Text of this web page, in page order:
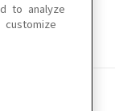
あります。
ります。
to analyze